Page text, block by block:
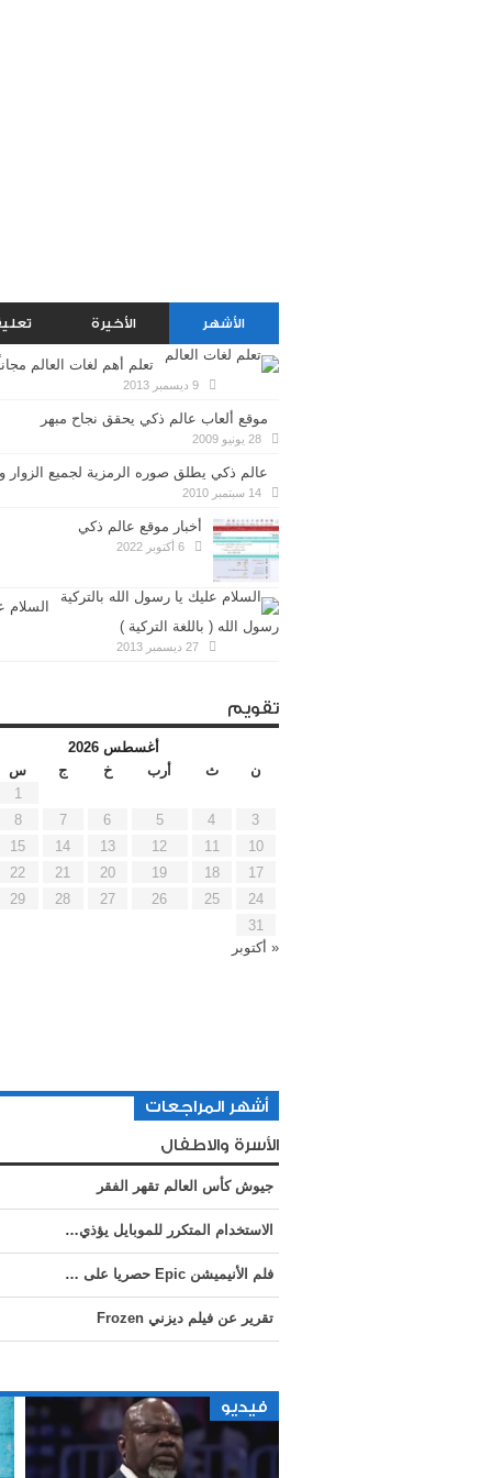
الأشهر الأخيرة
تعلم أهم لغات العالم
9 ديسمبر 2013
موقع ألعاب عالم ذكي يحقق نجاح مبهر
28 يونيو 2009
عالم ذكي يطلق صوره الرمزية لجميع الزوار
14 سبتمبر 2010
أخبار موقع عالم ذكي
6 أكتوبر 2022
السلام
رسول الله ( باللغة التركية )
27 ديسمبر 2013
تقويم
أغسطس 2026
ن
ث أرب خ ج س
1
3
4
5
6
7
8
10
11
12
13
14
15
17
18
19
20
21
22
24
25
26
27
28
29
31
« أكتوبر
أشهر المراجعات
الأسرة والاطفال
جيوش كأس العالم تقهر الفقر
الاستخدام المتكرر للموبايل يؤذي أوتار اليد !!!
فلم الأنيميشن Epic حصريا على عالم ذكي
تقرير عن فيلم ديزني Frozen
فيديو